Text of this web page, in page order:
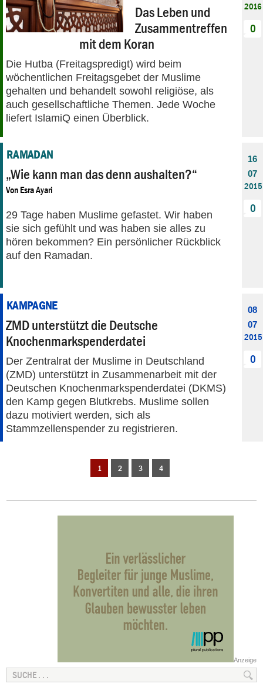
Das Leben und
Zusammentreffen
mit dem Koran
Die Hutba (Freitagspredigt) wird beim
wöchentlichen Freitagsgebet der Muslime
gehalten und behandelt sowohl religiöse, als
auch gesellschaftliche Themen. Jede Woche
liefert IslamiQ einen Überblick.
2016
0
RAMADAN
„Wie kann man das denn aushalten?“
Von Esra Ayari
29 Tage haben Muslime gefastet. Wir haben
sie sich gefühlt und was haben sie alles zu
hören bekommen? Ein persönlicher Rückblick
auf den Ramadan.
16
07
2015
0
KAMPAGNE
ZMD unterstützt die Deutsche
Knochenmarkspenderdatei
Der Zentralrat der Muslime in Deutschland
(ZMD) unterstützt in Zusammenarbeit mit der
Deutschen Knochenmarkspenderdatei (DKMS)
den Kamp gegen Blutkrebs. Muslime sollen
dazu motiviert werden, sich als
Stammzellenspender zu registrieren.
08
07
2015
0
1 2 3 4
Anzeige